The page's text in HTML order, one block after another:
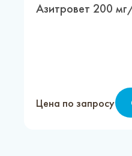
Азитровет 200
Цена по запросу